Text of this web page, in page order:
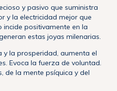
y pasivo que suministra
y la electricidad mejor que
incide positivamente en la
estas joyas milenarias.
la prosperidad, aumenta el
Evoca la fuerza de voluntad.
de la mente psíquica y del